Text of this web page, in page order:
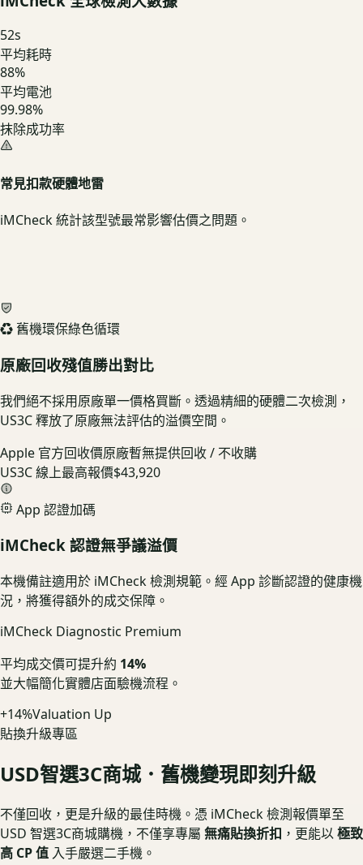
52s
平均耗時
88%
平均電池
99.98%
抹除成功率
常見扣款硬體地雷
iMCheck 統計該型號最常影響估價之問題。
♻️ 舊機環保綠色循環
原廠回收殘值勝出對比
我們絕不採用原廠單一價格買斷。透過精細的硬體二次檢測，
US3C 釋放了原廠無法評估的溢價空間。
Apple 官方回收價原廠暫無提供回收 / 不收購
US3C 線上最高報價$43,920
App 認證加碼
iMCheck 認證無爭議溢價
本機備註適用於 iMCheck 檢測規範。經 App 診斷認證的健康機
況，將獲得額外的成交保障。
iMCheck Diagnostic Premium
平均成交價可提升約 14%
並大幅簡化實體店面驗機流程。
+14%Valuation Up
貼換升級專區
USD智選3C商城．舊機變現即刻升級
不僅回收，更是升級的最佳時機。憑 iMCheck 檢測報價單至
USD 智選3C商城購機，不僅享專屬 無痛貼換折扣 ，更能以極致
高 CP 值 入手嚴選二手機。